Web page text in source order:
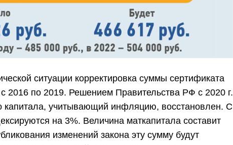
ситуации корректировка суммы сертификата
2016 по 2019. Решением Правительства РФ с 2020 г.
капитала, учитывающий инфляцию, восстановлен. С
на 3%. Величина маткапитала составит
изменений закона эту сумму будут